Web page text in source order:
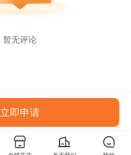
暂无评论
立即申请